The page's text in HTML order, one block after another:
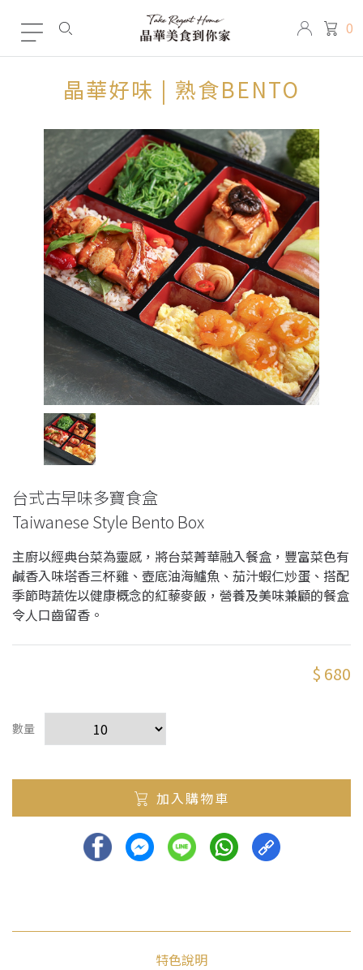
0
晶華好味 | 熟食BENTO
台式古早味多寶食盒
Taiwanese Style Bento Box
主廚以經典台菜為靈感，將台菜菁華融入餐盒，豐富菜色有
鹹香入味塔香三杯雞、壺底油海鱸魚、茄汁蝦仁炒蛋、搭配
季節時蔬佐以健康概念的紅藜麥飯，營養及美味兼顧的餐盒
令人口齒留香。
$ 680
數量
加入購物車
特色說明